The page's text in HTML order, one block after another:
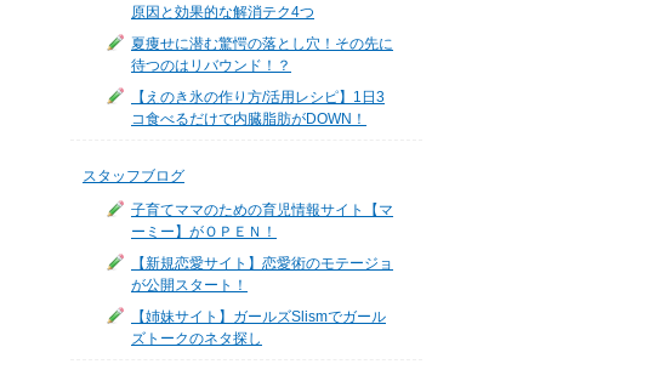
原因と効果的な解消テク4つ
夏痩せに潜む驚愕の落とし穴！その先に
待つのはリバウンド！？
【えのき氷の作り方/活用レシピ】1日3
コ食べるだけで内臓脂肪がDOWN！
スタッフブログ
子育てママのための育児情報サイト【マ
ーミー】がＯＰＥＮ！
【新規恋愛サイト】恋愛術のモテージョ
が公開スタート！
【姉妹サイト】ガールズSlismでガール
ズトークのネタ探し